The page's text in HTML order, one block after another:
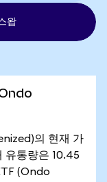
왑
의 현재 가
유통량은 10.45
(Ondo